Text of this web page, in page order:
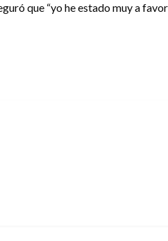
que “yo he estado muy a